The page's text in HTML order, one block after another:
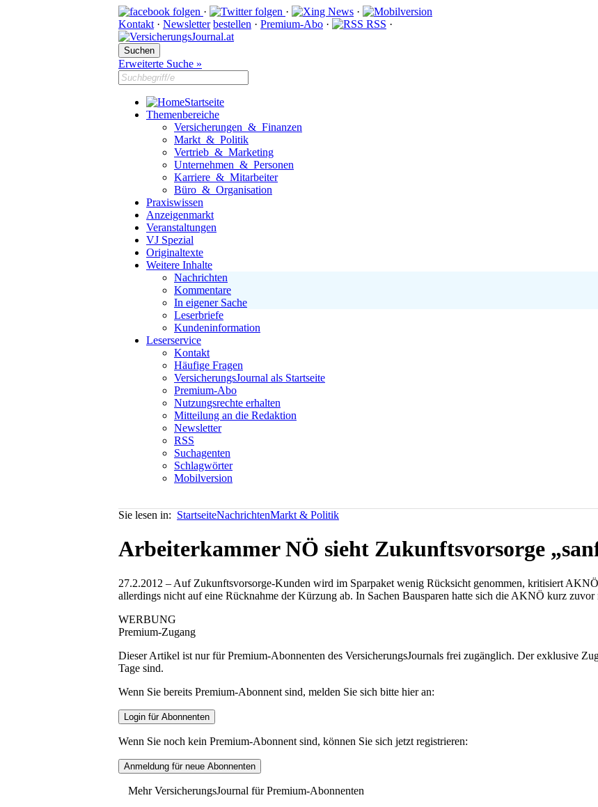
· ·
·
Kontakt · Newsletter bestellen · Premium-Abo · RSS ·
Erweiterte Suche »
Startseite
Themenbereiche
Versicherungen & Finanzen
Markt & Politik
Vertrieb & Marketing
Unternehmen & Personen
Karriere & Mitarbeiter
Büro & Organisation
Praxiswissen
Anzeigenmarkt
Veranstaltungen
VJ Spezial
Originaltexte
Weitere Inhalte
Nachrichten
Kommentare
In eigener Sache
Leserbriefe
Kundeninformation
Leserservice
Kontakt
Häufige Fragen
VersicherungsJournal als Startseite
Premium-Abo
Nutzungsrechte erhalten
Mitteilung an die Redaktion
Newsletter
RSS
Suchagenten
Schlagwörter
Mobilversion
Sie lesen in: StartseiteNachrichtenMarkt & Politik
Arbeiterkammer NÖ sieht Zukunftsvorsorge
27.2.2012 – Auf Zukunftsvorsorge-Kunden wird im Sparpaket wenig Rücksicht genommen, kritisiert
allerdings nicht auf eine Rücknahme der Kürzung ab. In Sachen Bausparen hatte sich die AKNÖ kurz zuvor
WERBUNG
Premium-Zugang
Dieser Artikel ist nur für Premium-Abonnenten des VersicherungsJournals frei zugänglich. Der exklusive
Tage sind.
Wenn Sie bereits Premium-Abonnent sind, melden Sie sich bitte hier an:
Wenn Sie noch kein Premium-Abonnent sind, können Sie sich jetzt registrieren:
Mehr VersicherungsJournal für Premium-Abonnenten